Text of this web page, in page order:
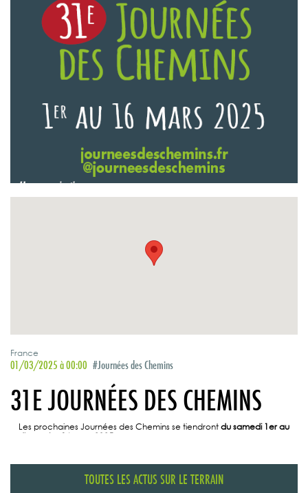
France
01/03/2025 à 00:00 #Journées des Chemins
31E JOURNÉES DES CHEMINS
Les prochaines Journées des Chemins se tiendrontdu samedi 1er au
dimanche 16 mars 2025
TOUTES LES INFOS ICI
TOUTES LES ACTUS SUR LE TERRAIN